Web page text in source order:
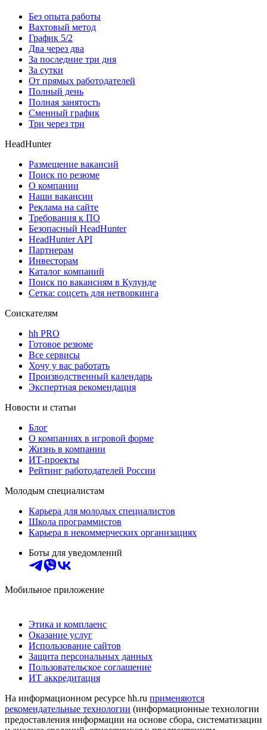
Без опыта работы
Вахтовый метод
График 5/2
Два через два
За последние три дня
За сутки
От прямых работодателей
Полный день
Полная занятость
Сменный график
Три через три
HeadHunter
Размещение вакансий
Поиск по резюме
О компании
Наши вакансии
Реклама на сайте
Требования к ПО
Безопасный HeadHunter
HeadHunter API
Партнерам
Инвесторам
Каталог компаний
Поиск по вакансиям в Кулунде
Сетка: соцсеть для нетворкинга
Соискателям
hh PRO
Готовое резюме
Все сервисы
Хочу у вас работать
Производственный календарь
Экспертная рекомендация
Новости и статьи
Блог
О компаниях в игровой форме
Жизнь в компании
ИТ-проекты
Рейтинг работодателей России
Молодым специалистам
Карьера для молодых специалистов
Школа программистов
Карьера в некоммерческих организациях
Боты для уведомлений
Мобильное приложение
Этика и комплаенс
Оказание услуг
Использование сайтов
Защита персональных данных
Пользовательское соглашение
ИТ аккредитация
На информационном ресурсе hh.ru применяются
рекомендательные технологии (информационные технологии
предоставления информации на основе сбора, систематизации